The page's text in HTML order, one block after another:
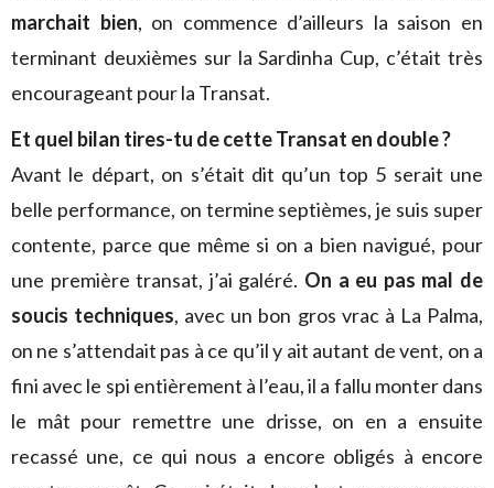
marchait bien, on commence d’ailleurs la saison en
terminant deuxièmes sur la Sardinha Cup, c’était très
encourageant pour la Transat.
Et quel bilan tires-tu de cette Transat en double ?
Avant le départ, on s’était dit qu’un top 5 serait une
belle performance, on termine septièmes, je suis super
contente, parce que même si on a bien navigué, pour
une première transat, j’ai galéré. On a eu pas mal de
soucis techniques, avec un bon gros vrac à La Palma,
on ne s’attendait pas à ce qu’il y ait autant de vent, on a
fini avec le spi entièrement à l’eau, il a fallu monter dans
le mât pour remettre une drisse, on en a ensuite
recassé une, ce qui nous a encore obligés à encore